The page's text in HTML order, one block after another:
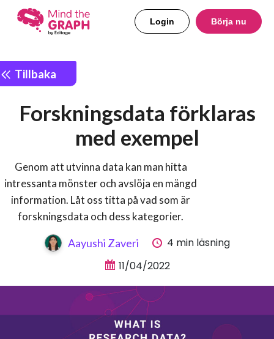
Login Börja nu
Tillbaka
Forskningsdata förklaras
med exempel
Genom att utvinna data kan man hitta
intressanta mönster och avslöja en mängd
information. Låt oss titta på vad som är
forskningsdata och dess kategorier.
Aayushi Zaveri
4 min läsning
11/04/2022